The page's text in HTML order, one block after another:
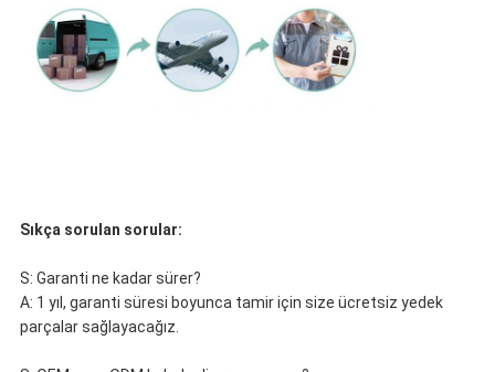
Sıkça sorulan sorular:
S: Garanti ne kadar sürer?
A: 1 yıl, garanti süresi boyunca tamir için size ücretsiz yedek
parçalar sağlayacağız.